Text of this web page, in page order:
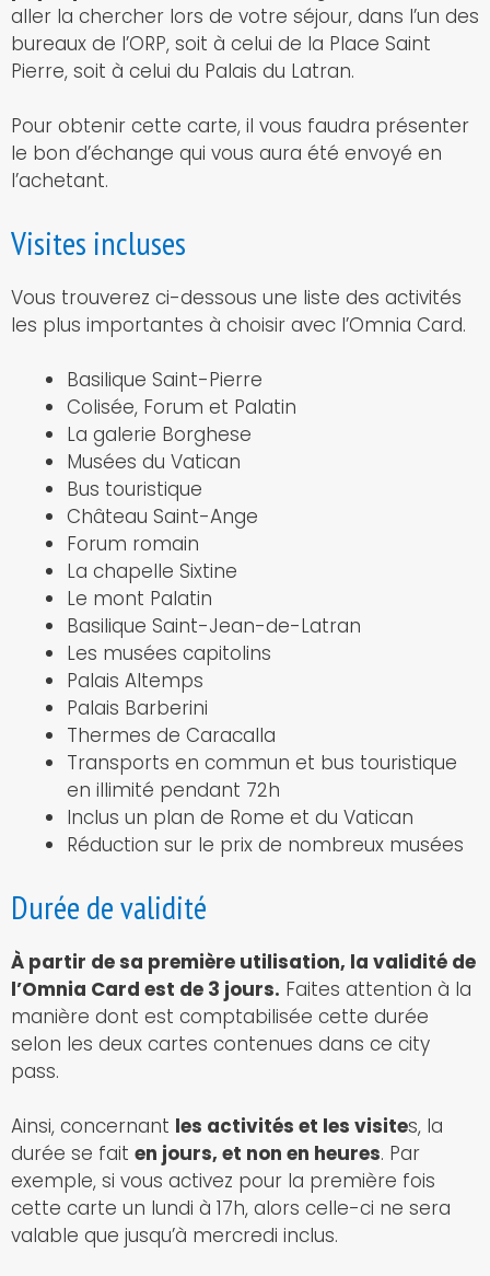
aller la chercher lors de votre séjour, dans l’un des
bureaux de l’ORP, soit à celui de la Place Saint
Pierre, soit à celui du Palais du Latran.
Pour obtenir cette carte, il vous faudra présenter
le bon d’échange qui vous aura été envoyé en
l’achetant.
Visites incluses
Vous trouverez ci-dessous une liste des activités
les plus importantes à choisir avec l’Omnia Card.
Basilique Saint-Pierre
Colisée, Forum et Palatin
La galerie Borghese
Musées du Vatican
Bus touristique
Château Saint-Ange
Forum romain
La chapelle Sixtine
Le mont Palatin
Basilique Saint-Jean-de-Latran
Les musées capitolins
Palais Altemps
Palais Barberini
Thermes de Caracalla
Transports en commun et bus touristique
en illimité pendant 72h
Inclus un plan de Rome et du Vatican
Réduction sur le prix de nombreux musées
Durée de validité
À partir de sa première utilisation, la validité de
l’Omnia Card est de 3 jours. Faites attention à la
manière dont est comptabilisée cette durée
selon les deux cartes contenues dans ce city
pass.
Ainsi, concernant les activités et les visites, la
durée se fait en jours, et non en heures. Par
exemple, si vous activez pour la première fois
cette carte un lundi à 17h, alors celle-ci ne sera
valable que jusqu’à mercredi inclus.